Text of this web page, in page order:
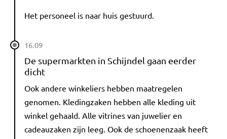
Het personeel is naar huis gestuurd.
16.09
De supermarkten in Schijndel gaan eerder
dicht
Ook andere winkeliers hebben maatregelen
genomen. Kledingzaken hebben alle kleding uit
winkel gehaald. Alle vitrines van juwelier en
cadeauzaken zijn leeg. Ook de schoenenzaak heeft